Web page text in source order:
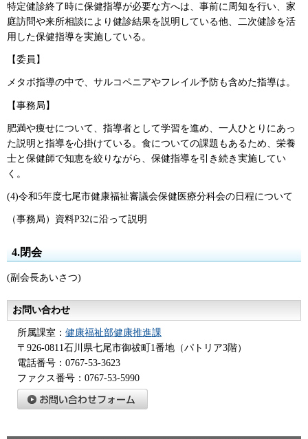
特定健診終了時に保健指導が必要な方へは、事前に周知を行い、家
庭訪問や来所相談により健診結果を説明している他、二次健診を活
用した保健指導を実施している。
【委員】
メタボ指導の中で、サルコペニアやフレイル予防も含めた指導は。
【事務局】
肥満や痩せについて、指導者として学習を進め、一人ひとりにあっ
た説明と指導を心掛けている。食についての課題もあるため、栄養
士と保健師で知恵を絞りながら、保健指導を引き続き実施してい
く。
(4)令和5年度七尾市健康福祉審議会保健医療分科会の日程について
（事務局）資料P32に沿って説明
4.閉会
(副会長あいさつ)
お問い合わせ
所属課室： 健康福祉部健康推進課
〒926-0811石川県七尾市御祓町1番地（パトリア3階）
電話番号：0767-53-3623
ファクス番号：0767-53-5990